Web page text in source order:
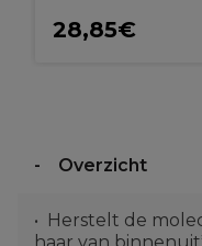
28,85€
Overzicht
Herstelt de